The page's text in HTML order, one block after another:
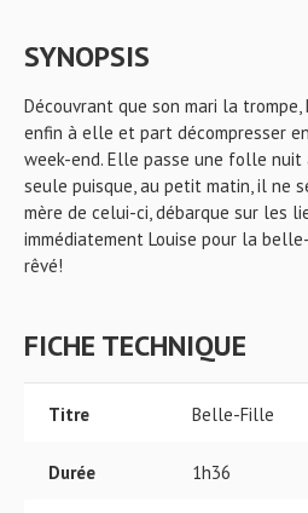
SYNOPSIS
Découvrant que son mari la trompe,
enfin à elle et part décompresser
week-end. Elle passe une folle nuit
seule puisque, au petit matin, il ne
mère de celui-ci, débarque sur les
immédiatement Louise pour la
rêvé!
FICHE TECHNIQUE
Titre Belle-Fille
Durée 1h36